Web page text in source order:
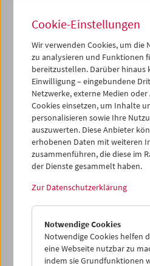
Siebdruckverfahren bedruckt,
AuchFördernde
verschenkt werden. Fördernde
Einladungen zu speziellen
Filmmuseum organisiert.
jedem ersten Tag eines neuen
Eintritt zu sämtlichen
erhalten 20% Ermäßigung
Publikationen, Plakaten und
Unsere Angebote finden Sie in
Exklusiv zwischen 20. und 24.
Cookie-Einstellungen
Wir verwenden Cookies, um die
zu analysieren und Funktionen
bereitzustellen. Darüber hinaus
Einwilligung – eingebundene
Netzwerke, externe Medien
Cookies einsetzen, um Inhalte
personalisieren sowie Ihre
auszuwerten. Diese Anbieter
erhobenen Daten mit weiteren
zusammenführen, die diese im
der Dienste gesammelt haben.
Zur Datenschutzerklärung
Notwendige Cookies
Notwendige Cookies helfen
eine Webseite nutzbar zu
indem sie Grundfunktionen